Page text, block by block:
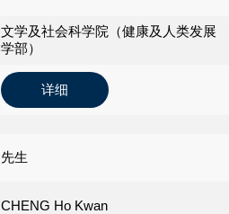
文学及社会科学院（健康及人类发展
学部）
详细
先生
CHENG Ho Kwan